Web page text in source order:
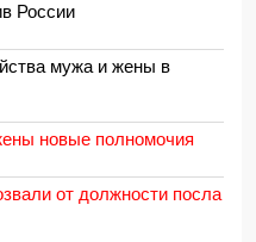
России
мужа и жены в
новые полномочия
от должности посла